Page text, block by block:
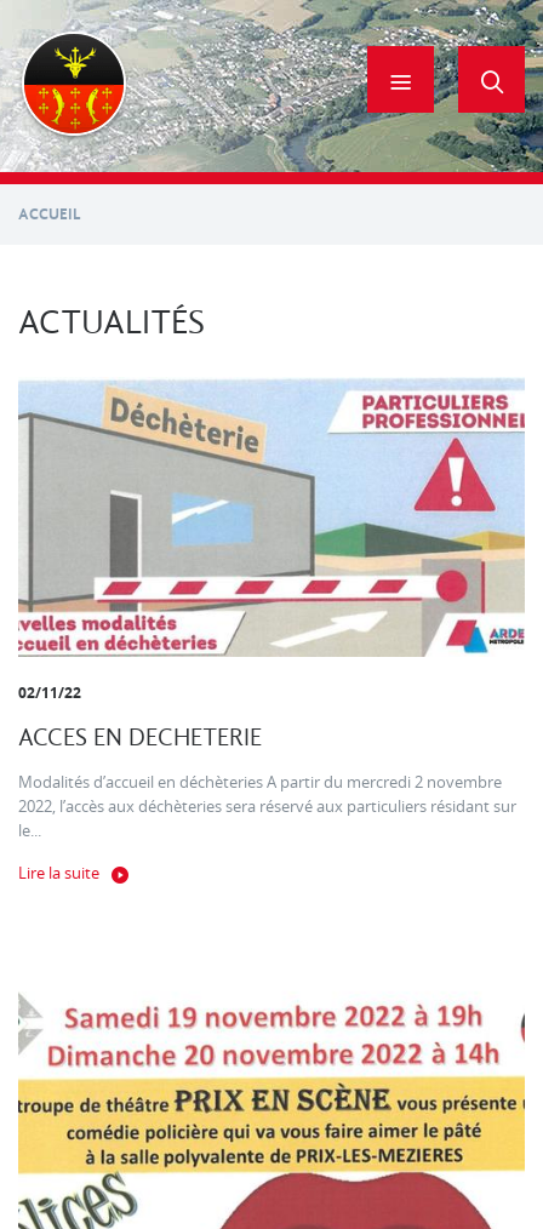
contenu
principal
ACCUEIL
ACTUALITÉS
02/11/22
ACCES EN DECHETERIE
Modalités d’accueil en déchèteries A partir du mercredi 2 novembre
2022, l’accès aux déchèteries sera réservé aux particuliers résidant sur
le...
Lire la suite